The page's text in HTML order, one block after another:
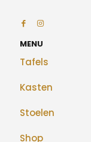
MENU
Tafels
Kasten
Stoelen
Shop